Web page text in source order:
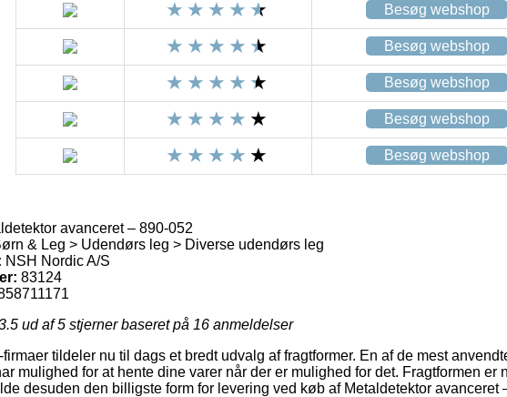
Besøg webshop
Besøg webshop
Besøg webshop
Besøg webshop
Besøg webshop
avanceret – 890-052
& Leg > Udendørs leg > Diverse udendørs leg
NSH Nordic A/S
83124
ud af 5 stjerner baseret på 16 anmeldelser
firmaer tildeler nu til dags et bredt udvalg af fragtformer. En af de mest
mulighed for at hente dine varer når der er mulighed for det. Fragtformen er
desuden den billigste form for levering ved køb af Metaldetektor avanceret